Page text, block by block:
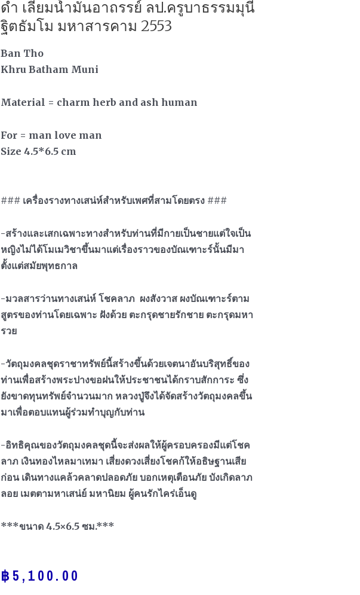
ดำ เลี่ยมน้ำมันอาถรรย์ ลป.ครูบาธรรมมุนี
ฐิตธัมโม มหาสารคาม 2553
Ban Tho
Khru Batham Muni
Material = charm herb and ash human
For = man love man
Size 4.5*6.5 cm
### เครื่องรางทางเสน่ห์สำหรับเพศที่สามโดยตรง ###
-สร้างและเสกเฉพาะทางสำหรับท่านที่มีกายเป็นชายแต่ใจเป็น
หญิงไม่ได้โมเมวิชาขึ้นมาแต่เรื่องราวของบัณเฑาะร์นั้นมีมา
ตั้งแต่สมัยพุทธกาล
-มวลสารว่านทางเสน่ห์ โชคลาภ ผงสังวาส ผงบัณเฑาะร์ตาม
สูตรของท่านโดยเฉพาะ ฝังด้วย ตะกรุดชายรักชาย ตะกรุดมหา
รวย
-วัตถุมงคลชุดราชาทรัพย์นี้สร้างขึ้นด้วยเจตนาอันบริสุทธิ์ของ
ท่านเพื่อสร้างพระปางขอฝนให้ประชาชนได้กราบสักการะ ซึ่ง
ยังขาดทุนทรัพย์จำนวนมาก หลวงปู่จึงได้จัดสร้างวัตถุมงคลขึ้น
มาเพื่อตอบแทนผู้ร่วมทำบุญกับท่าน
-อิทธิคุณของวัตถุมงคลชุดนี้จะส่งผลให้ผู้ครอบครองมีแต่โชค
ลาภ เงินทองไหลมาเทมา เสี่ยงดวงเสี่ยงโชคก้ให้อธิษฐานเสีย
ก่อน เดินทางแคล้วคลาดปลอดภัย บอกเหตุเตือนภัย บังเกิดลาภ
ลอย เมตตามหาเสน่ย์ มหานิยม ผู้คนรักไคร่เอ็นดู
***ขนาด 4.5×6.5 ซม.***
฿ 5,100.00